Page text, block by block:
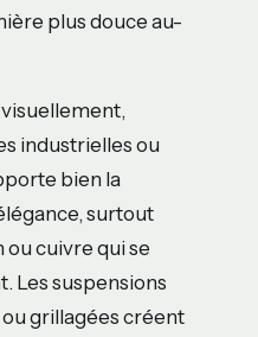
plus douce au-
industrielles ou
bien la
surtout
ou cuivre qui se
Les suspensions
grillagées créent